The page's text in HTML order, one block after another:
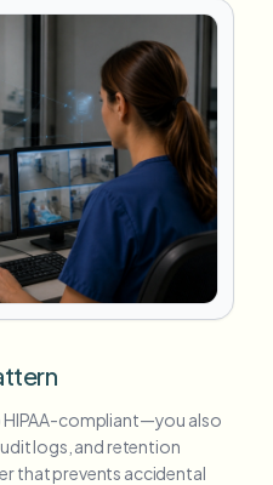
HIPAA-compliant—you also
logs, and retention
that prevents accidental